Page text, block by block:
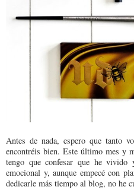
Antes de nada, espero que tanto
encontréis bien. Este último mes y
tengo que confesar que he vivido
emocional y, aunque empecé con
dedicarle más tiempo al blog, no he